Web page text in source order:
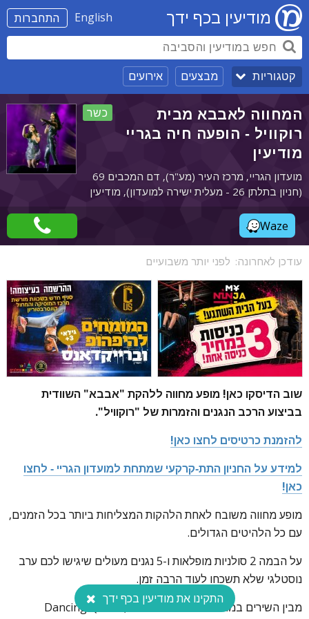
התחברות English מודיעין בכף ידך
קטגוריות מבצעים אירועים
כשר
המחווה לאבבא מבית
רוקוויל - הופעה חיה בגריי
מודיעין
מועדון הגריי, מרכז העיר (מע"ר), דם המכבים 69
(חניון בתלתן 26 - מעלית ישירה למועדון), מודיעין
Waze
עודכן לאחרונה: לפני יותר משבועיים
שוב הדיסקו כאן! מופע מחווה ללהקת "אבבא" השוודית
בביצוע הרכב הנגנים והזמרות של "רוקוויל".
להזמנת כרטיסים לחצו כאן!
למידע על החניון התת-קרקעי שמתחת למועדון הגריי - לחצו
כאן!
מופע מחווה משובח לאחת הלהקות המצליחות ביותר בכל הזמנים,
עם כל הלהיטים הגדולים.
על הבמה 2 סולניות מופלאות ו-5 נגנים מעולים שיגישו לכם ערב
נוסטלגי שלא תשכחו לעוד הרבה זמן.
מבין השירים במופע: Dancing Queen, Gimme! Gimme!
התקינו את מודיעין בכף ידך